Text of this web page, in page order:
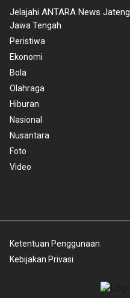
Jelajahi ANTARA News Jateng
Jawa Tengah
Peristiwa
Ekonomi
Bola
Olahraga
Hiburan
Nasional
Nusantara
Foto
Video
Ketentuan Penggunaan
Kebijakan Privasi